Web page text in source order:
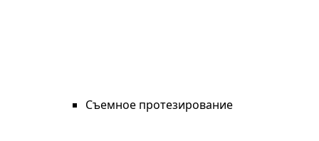
Съемное протезирование